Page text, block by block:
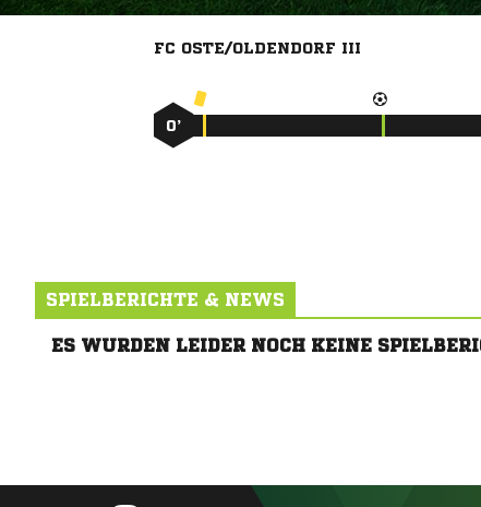
FC OSTE/OLDENDORF III
0’
SPIELBERICHTE & NEWS
ES WURDEN LEIDER NOCH KEINE